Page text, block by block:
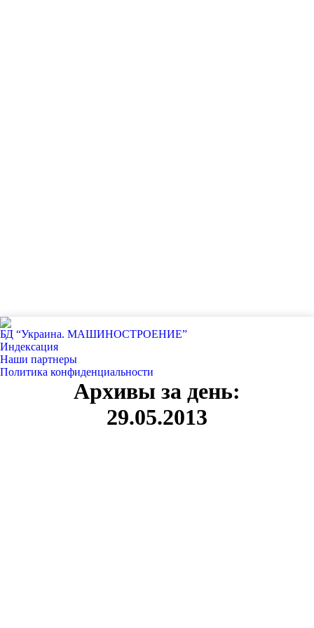
БД “Украина. МАШИНОСТРОЕНИЕ”
Индекcация
Наши партнеры
Политика конфиденциальности
Архивы за день:
29.05.2013